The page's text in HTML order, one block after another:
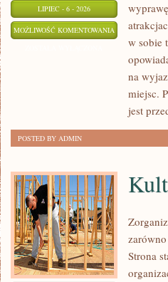
LIPIEC - 6 - 2026
MOŻLIWOŚĆ KOMENTOWANIA MAROKO
w sobie
na
miejsc.
jest
POSTED BY ADMIN
Strona